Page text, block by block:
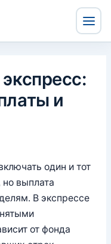
и
один и тот
выплата
В экспрессе
от фонда